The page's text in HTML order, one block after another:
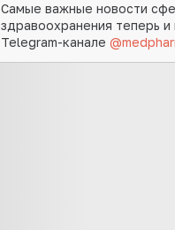
Самые важные новости
здравоохранения теперь
Telegram-канале